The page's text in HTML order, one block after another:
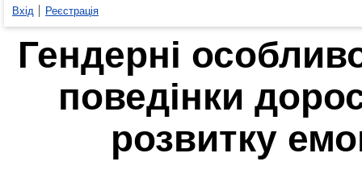
Вхід Реєстрація
Гендерні
поведінки
розвитку